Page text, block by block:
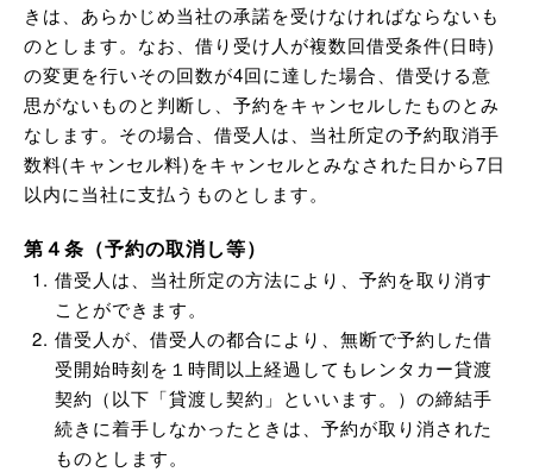
きは、あらかじめ当社の承諾を受けなければならないも
のとします。なお、借り受け人が複数回借受条件(日時)
の変更を行いその回数が4回に達した場合、借受ける意
思がないものと判断し、予約をキャンセルしたものとみ
なします。その場合、借受人は、当社所定の予約取消手
数料(キャンセル料)をキャンセルとみなされた日から7日
以内に当社に支払うものとします。
第４条（予約の取消し等）
借受人は、当社所定の方法により、予約を取り消す
ことができます。
借受人が、借受人の都合により、無断で予約した借
受開始時刻を１時間以上経過してもレンタカー貸渡
契約（以下「貸渡し契約」といいます。）の締結手
続きに着手しなかったときは、予約が取り消された
ものとします。